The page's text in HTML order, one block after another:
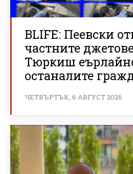
BLIFE: Пеевски
частните
Тюркиш
останалите
ЧЕТВЪРТЪК, 6 АВГУСТ 2026